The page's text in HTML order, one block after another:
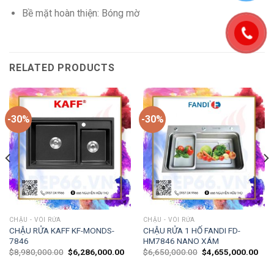
Bề mặt hoàn thiện: Bóng mờ
RELATED PRODUCTS
-30%
CHẬU - VÒI RỬA
CHẬU RỬA KAFF KF-MONDS-
7846
$8,980,000.00 $6,286,000.00
-30%
CHẬU - VÒI RỬA
CHẬU RỬA 1 HỐ FANDI FD-
HM7846 NANO XÁM
$6,650,000.00 $4,655,000.00